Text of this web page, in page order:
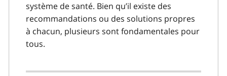
système de santé. Bien qu’il existe des
recommandations ou des solutions propres
à chacun, plusieurs sont fondamentales pour
tous.